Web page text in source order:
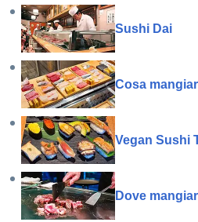
Sushi Dai
Cosa
Vegan Sushi
Dove